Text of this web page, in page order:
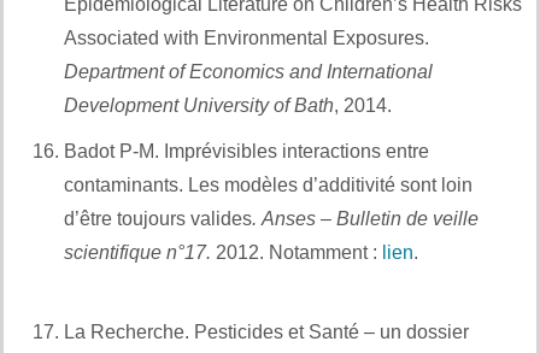
Associated with Environmental Exposures.
Department of Economics and International
Development University of Bath, 2014.
Badot P-M. Imprévisibles interactions entre
contaminants. Les modèles d’additivité sont loin
d’être toujours valides. Anses – Bulletin de veille
scientifique n°17. 2012. Notamment : lien.
La Recherche. Pesticides et Santé – un dossier